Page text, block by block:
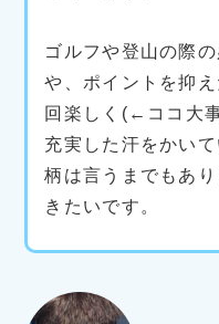
ゴルフや登山の際
や、ポイントを抑
回楽しく(←ココ大
充実した汗をかい
柄は言うまでもあ
きたいです。